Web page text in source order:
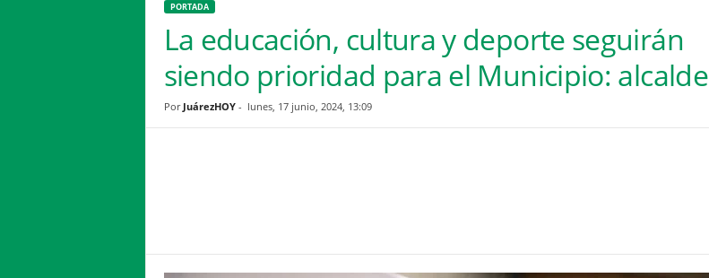
PORTADA
La educación, cultura y deporte seguirán
siendo prioridad para el Municipio: alcalde
Por JuárezHOY- lunes, 17 junio, 2024, 13:09